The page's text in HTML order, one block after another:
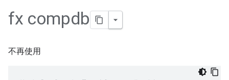
fx compdb
不再使用